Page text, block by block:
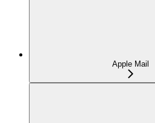
Apple Mail